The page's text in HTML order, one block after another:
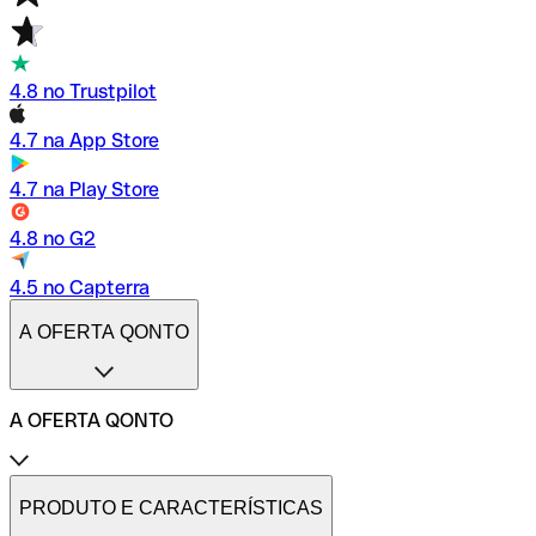
4.8 no Trustpilot
4.7 na App Store
4.7 na Play Store
4.8 no G2
4.5 no Capterra
A OFERTA QONTO
A OFERTA QONTO
Tarifas
Conta profissional online
PRODUTO E CARACTERÍSTICAS